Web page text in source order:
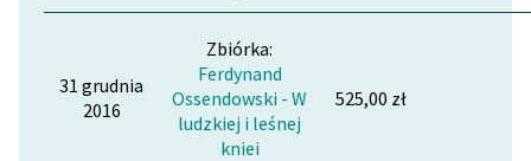
31 grudnia
2016
Zbiórka:
Ferdynand
Ossendowski - W
ludzkiej i leśnej
kniei
525,00 zł